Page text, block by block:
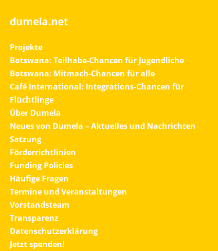
dumela.net
Projekte
Botswana: Teilhabe-Chancen für Jugendliche
Botswana: Mitmach-Chancen für alle
Café International: Integrations-Chancen für
Flüchtlinge
Über Dumela
Neues von Dumela – Aktuelles und Nachrichten
Satzung
Förderrichtlinien
Funding Policies
Häufige Fragen
Termine und Veranstaltungen
Vorstandsteam
Transparenz
Datenschutzerklärung
Jetzt spenden!